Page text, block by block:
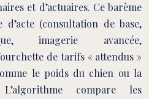
et d’actuaires. Ce barème
(consultation de base,
imagerie avancée,
de tarifs « attendus »
le poids du chien ou la
compare les